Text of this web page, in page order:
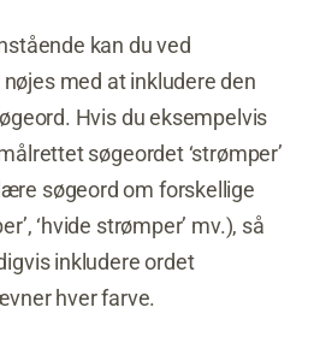
kan du ved
med at inkludere den
Hvis du eksempelvis
søgeordet ‘strømper’
søgeord om forskellige
‘hvide strømper’ mv.), så
inkludere ordet
hver farve.